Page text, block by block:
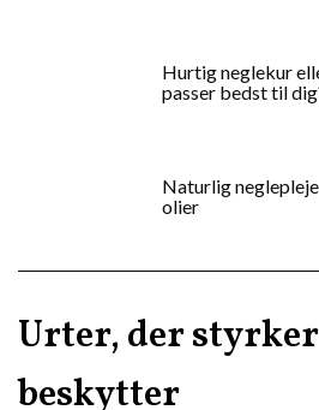
Hurtig neglekur
passer bedst til
Naturlig
olier
Urter, der
beskytter